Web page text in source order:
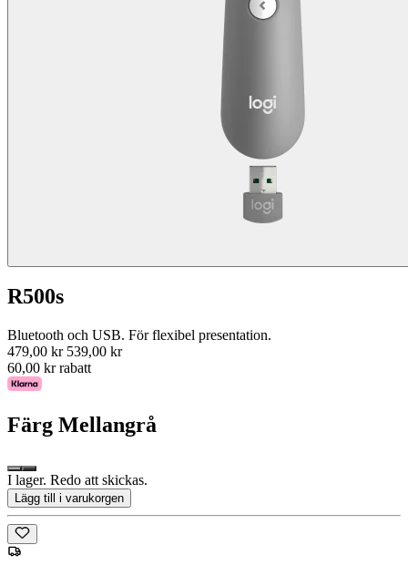
R500s
Bluetooth och USB. För flexibel presentation.
479,00 kr 539,00 kr
60,00 kr rabatt
Färg Mellangrå
I lager. Redo att skickas.
Lägg till i varukorgen